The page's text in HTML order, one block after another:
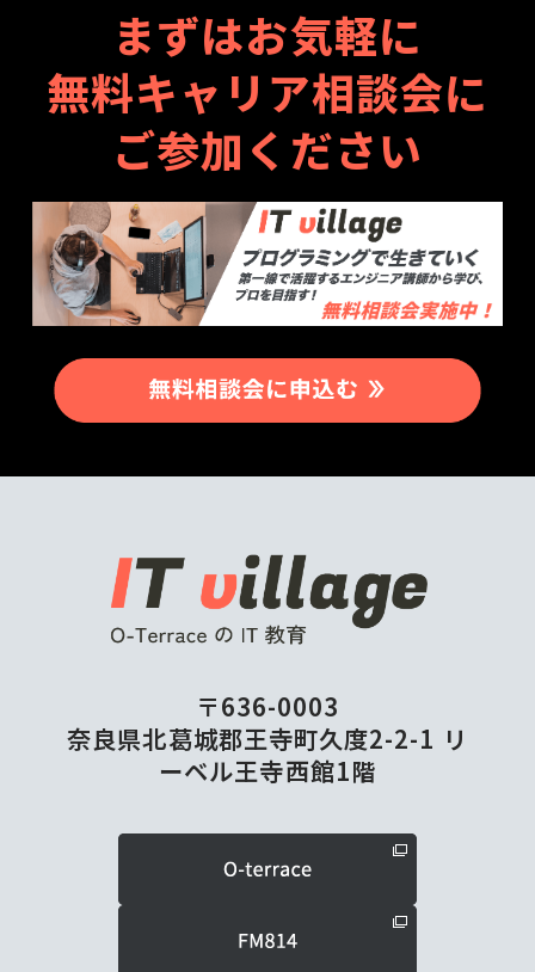
まずはお気軽に
無料キャリア相談会に
ご参加ください
〒636-0003
奈良県北葛城郡王寺町久度2-2-1 リ
ーベル王寺⻄館1階